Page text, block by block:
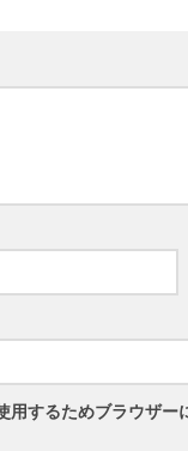
用するためブラウザ